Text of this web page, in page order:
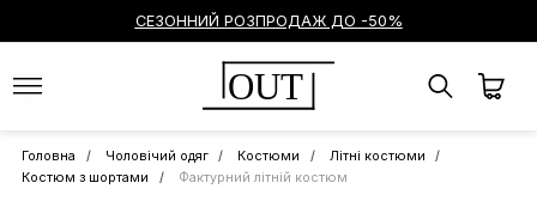
СЕЗОННИЙ РОЗПРОДАЖ ДО -50%
OUT
Головна Чоловічий одяг Костюми
Літні костюми
Костюм з шортами
Фактурний літній костюм